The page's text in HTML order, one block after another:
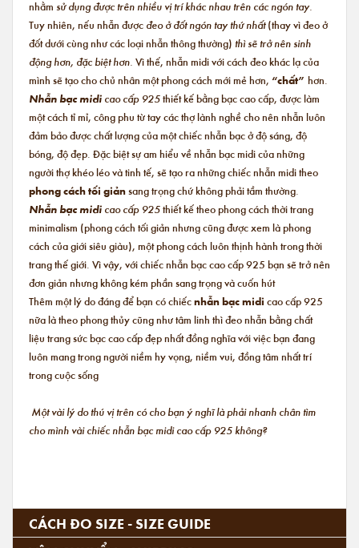
nhằm sử dụng được trên nhiều vị trí khác nhau trên các ngón tay.
Tuy nhiên, nếu nhẫn được đeo ở đốt ngón tay thứ nhất(thay vì đeo ở
đốt dưới cùng như các loại nhẫn thông thường) thì sẽ trở nên sinh
động hơn, đặc biệt hơn. Vì thế, nhẫn midi với cách đeo khác lạ của
mình sẽ tạo cho chủ nhân một phong cách mới mẻ hơn, “chất” hơn.
Nhẫn bạc midi cao cấp 925thiết kế bằng bạc cao cấp, được làm
một cách tỉ mỉ, công phu từ tay các thợ lành nghề cho nên nhẫn luôn
đảm bảo được chất lượng của một chiếc nhẫn bạc ở độ sáng, độ
bóng, độ đẹp. Đặc biệt sự am hiểu về nhẫn bạc midi của những
người thợ khéo léo và tinh tế, sẽ tạo ra những chiếc nhẫn midi theo
phong cách tối giảnsang trọng chứ không phải tầm thường.
Nhẫn bạc midi cao cấp 925thiết kế theo phong cách thời trang
minimalism (phong cách tối giản nhưng cũng được xem là phong
cách của giới siêu giàu), một phong cách luôn thịnh hành trong thời
trang thế giới. Vì vậy, với chiếc nhẫn bạc cao cấp 925 bạn sẽ trở nên
đơn giản nhưng không kém phần sang trọng và cuốn hút
Thêm một lý do đáng để bạn có chiếcnhẫn bạc midi cao cấp 925
nữa là theo phong thủy cũng như tâm linh thì đeo nhẫn bằng chất
liệu trang sức bạc cao cấp đẹp nhất đồng nghĩa với việc bạn đang
luôn mang trong người niềm hy vọng, niềm vui, đồng tâm nhất trí
trong cuộc sống
Một vài lý do thú vị trên có cho bạn ý nghĩ là phải nhanh chân tìm
cho mình vài chiếc nhẫn bạc midi cao cấp 925 không?
CÁCH ĐO SIZE - SIZE GUIDE